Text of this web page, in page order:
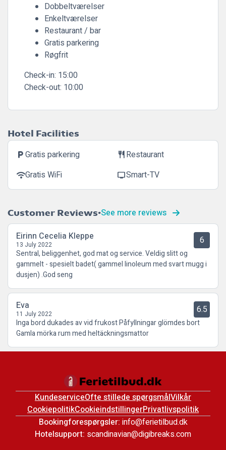
Dobbeltværelser
Enkeltværelser
Restaurant / bar
Gratis parkering
Røgfrit
Check-in: 15:00
Check-out: 10:00
Hotel Facilities
local_parkingGratis parkering restaurantRestaurant
wifiGratis WiFi tvSmart-TV
Customer Reviews See more reviews
Eirinn Cecelia Kleppe
13 July 2022 6
Sentral, beliggenhet, god mat og service. Veldig slitt og
gammelt - spesielt badet( gammel linoleum med svart mugg i
dusjen) .God seng
Eva
11 July 2022 6.5
Inga bord dukades av vid frukost Påfyllningar glömdes bort
Gamla mörka rum med heltäckningsmattor
KundeserviceOfte stillede spørgsmålVilkår
CookiepolitikCookieindstillingerPrivatlivspolitik
Bookingforespørgsler: info@ferietilbud.dk
Hotelsupport: scandinavian@digibreaks.com